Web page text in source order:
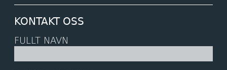
KONTAKT OSS
FULLT NAVN